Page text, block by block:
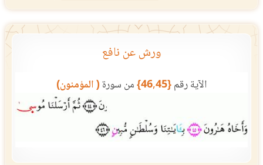
ورش عن نافع
الآية رقم{46,45} من سورة( المؤمنون)